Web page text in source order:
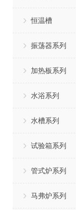
恒温槽
振荡器系列
加热板系列
水浴系列
水槽系列
试验箱系列
管式炉系列
马弗炉系列